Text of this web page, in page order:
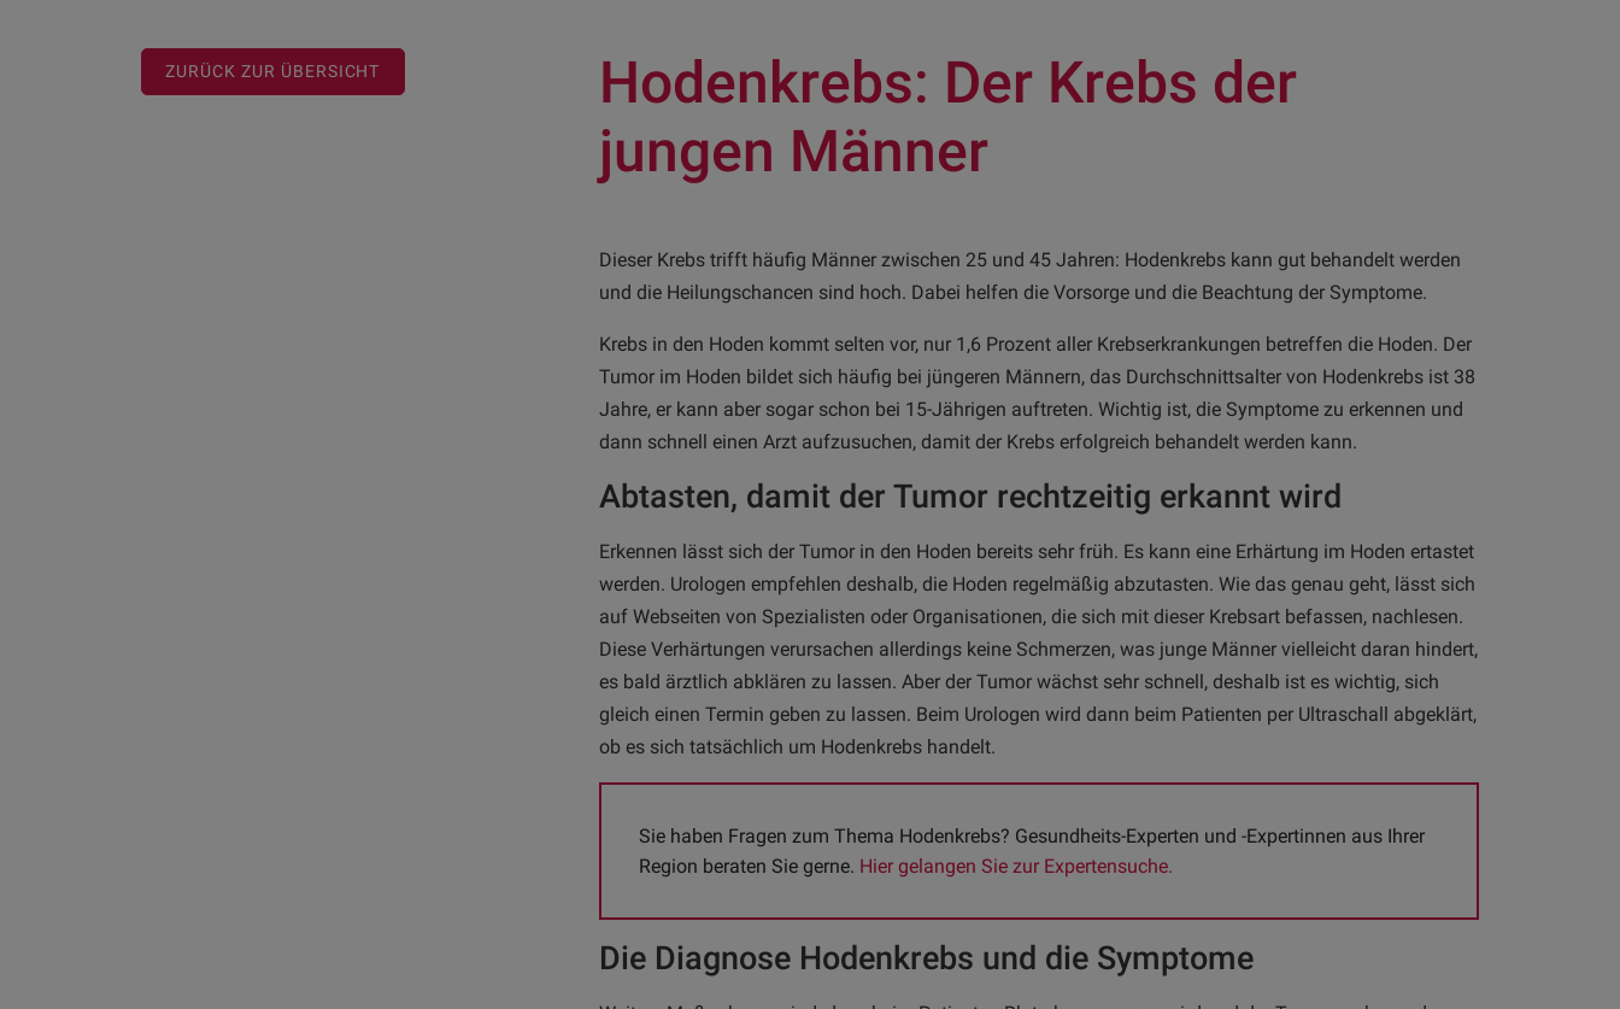
ZURÜCK ZUR ÜBERSICHT
Hodenkrebs: Der Krebs der
jungen Männer
Dieser Krebs trifft häufig Männer zwischen 25 und 45 Jahren: Hodenkrebs kann gut behandelt werden
und die Heilungschancen sind hoch. Dabei helfen die Vorsorge und die Beachtung der Symptome.
Krebs in den Hoden kommt selten vor, nur 1,6 Prozent aller Krebserkrankungen betreffen die Hoden. Der
Tumor im Hoden bildet sich häufig bei jüngeren Männern, das Durchschnittsalter von Hodenkrebs ist 38
Jahre, er kann aber sogar schon bei 15-Jährigen auftreten. Wichtig ist, die Symptome zu erkennen und
dann schnell einen Arzt aufzusuchen, damit der Krebs erfolgreich behandelt werden kann.
Abtasten, damit der Tumor rechtzeitig erkannt wird
Erkennen lässt sich der Tumor in den Hoden bereits sehr früh. Es kann eine Erhärtung im Hoden ertastet
werden. Urologen empfehlen deshalb, die Hoden regelmäßig abzutasten. Wie das genau geht, lässt sich
auf Webseiten von Spezialisten oder Organisationen, die sich mit dieser Krebsart befassen, nachlesen.
Diese Verhärtungen verursachen allerdings keine Schmerzen, was junge Männer vielleicht daran hindert,
es bald ärztlich abklären zu lassen. Aber der Tumor wächst sehr schnell, deshalb ist es wichtig, sich
gleich einen Termin geben zu lassen. Beim Urologen wird dann beim Patienten per Ultraschall abgeklärt,
ob es sich tatsächlich um Hodenkrebs handelt.
Sie haben Fragen zum Thema Hodenkrebs? Gesundheits-Experten und -Expertinnen aus Ihrer
Region beraten Sie gerne. Hier gelangen Sie zur Expertensuche.
Die Diagnose Hodenkrebs und die Symptome